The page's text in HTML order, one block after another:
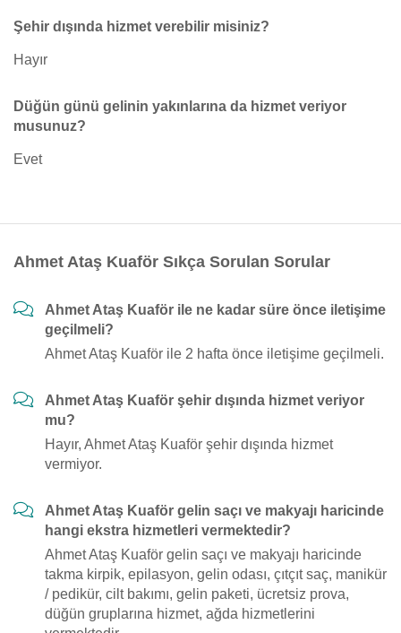
Şehir dışında hizmet verebilir misiniz?
Hayır
Düğün günü gelinin yakınlarına da hizmet veriyor
musunuz?
Evet
Ahmet Ataş Kuaför Sıkça Sorulan Sorular
Ahmet Ataş Kuaför ile ne kadar süre önce iletişime
geçilmeli?
Ahmet Ataş Kuaför ile 2 hafta önce iletişime geçilmeli.
Ahmet Ataş Kuaför şehir dışında hizmet veriyor
mu?
Hayır, Ahmet Ataş Kuaför şehir dışında hizmet
vermiyor.
Ahmet Ataş Kuaför gelin saçı ve makyajı haricinde
hangi ekstra hizmetleri vermektedir?
Ahmet Ataş Kuaför gelin saçı ve makyajı haricinde
takma kirpik, epilasyon, gelin odası, çıtçıt saç, manikür
/ pedikür, cilt bakımı, gelin paketi, ücretsiz prova,
düğün gruplarına hizmet, ağda hizmetlerini